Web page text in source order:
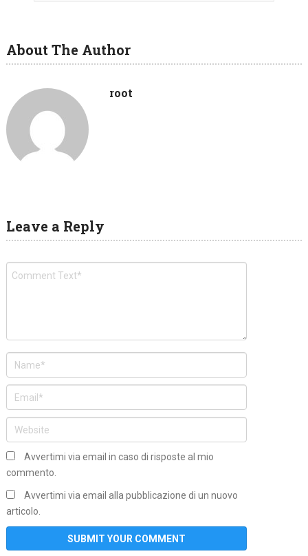
About The Author
root
Leave a Reply
Avvertimi via email in caso di risposte al mio
commento.
Avvertimi via email alla pubblicazione di un nuovo
articolo.